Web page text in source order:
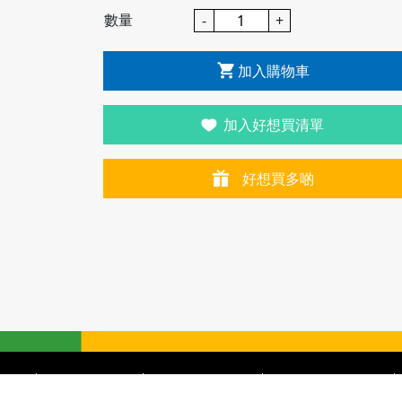
數量
- +
加入購物車
加入好想買清單
好想買多啲